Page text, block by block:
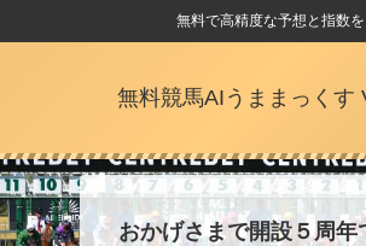
無料で高精度な予想と指数を
無料競馬AIうままっくす
おかげさまで開設５周年